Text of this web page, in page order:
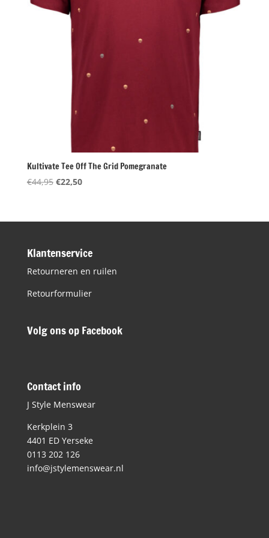
Kultivate Tee Off The Grid Pomegranate
€44,95 Oorspronkelijke
€44,95.
€22,50Huidige
€22,50.
Klantenservice
Retourneren en ruilen
Retourformulier
Volg ons op Facebook
Contact info
J Style Menswear
Kerkplein 3
4401 ED Yerseke
0113 202 126
info@jstylemenswear.nl